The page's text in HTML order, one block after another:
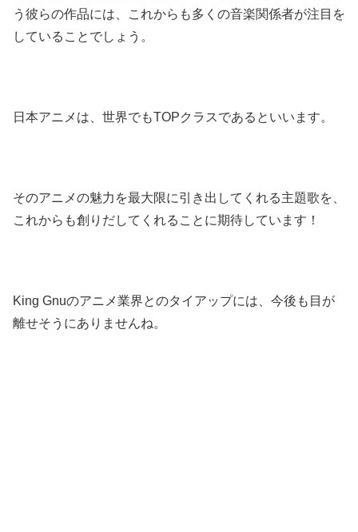
う彼らの作品には、これからも多くの音楽関係者が注目を
していることでしょう。
日本アニメは、世界でもTOPクラスであるといいます。
そのアニメの魅力を最大限に引き出してくれる主題歌を、
これからも創りだしてくれることに期待しています！
King Gnuのアニメ業界とのタイアップには、今後も目が
離せそうにありませんね。